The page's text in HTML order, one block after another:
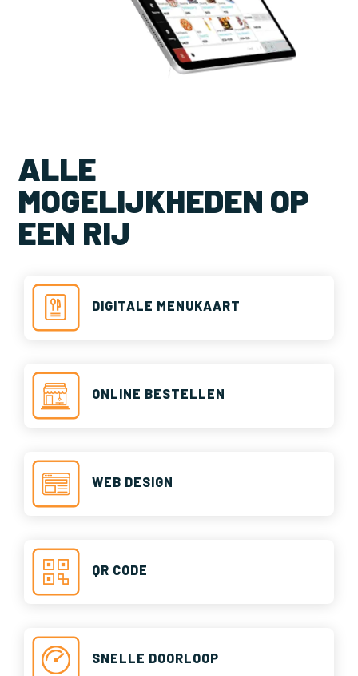
ALLE
MOGELIJKHEDEN OP
EEN RIJ
DIGITALE MENUKAART
ONLINE BESTELLEN
WEB DESIGN
QR CODE
SNELLE DOORLOOP